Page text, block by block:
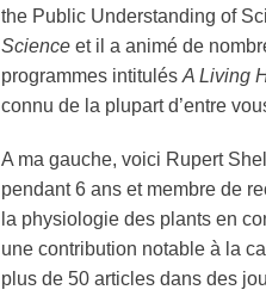
the Public Understanding of
Science et il a animé de
programmes intitulés A Living
connu de la plupart d’entre
A ma gauche, voici Rupert
pendant 6 ans et membre de
la physiologie des plants en
une contribution notable à la
plus de 50 articles dans des